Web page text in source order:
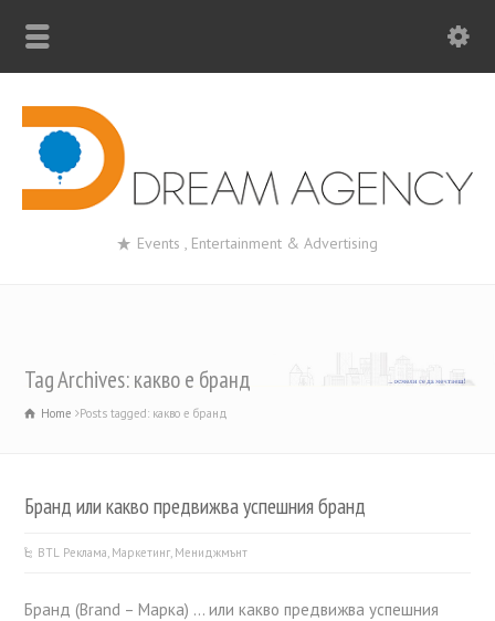
Events , Entertainment & Advertising
Tag Archives: какво е бранд
Home Posts tagged: какво е бранд
Бранд или какво предвижва успешния бранд
BTL Реклама Маркетинг Мениджмънт
Бранд (Brand – Марка) … или какво предвижва успешния